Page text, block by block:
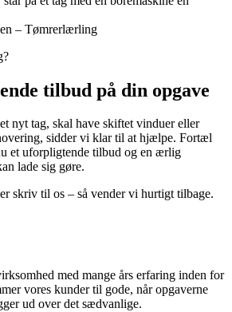
– Tømrerlærling
tilbud på din opgave
nyt tag, skal have skiftet vinduer eller
sidder vi klar til at hjælpe. Fortæl
et uforpligtende tilbud og en ærlig
lade sig gøre.
skriv til os – så vender vi hurtigt tilbage.
med mange års erfaring inden for
vores kunder til gode, når opgaverne
ud over det sædvanlige.